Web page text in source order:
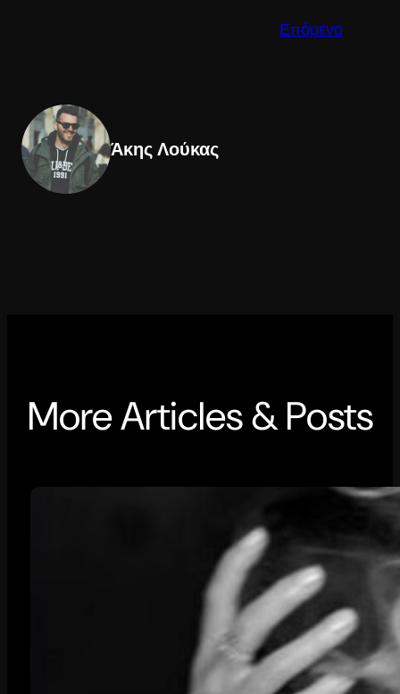
Επόμενο
Άκης Λούκας
More Articles & Posts